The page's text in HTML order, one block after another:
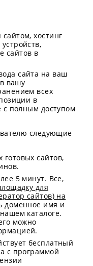
хостинг
сайтов в
сайта на ваш
вашу
всех
в
с полным доступом
следующие
сайтов,
5 минут. Все,
для
сайтов) на
доменное имя и
каталоге.
можно
бесплатный
с программой